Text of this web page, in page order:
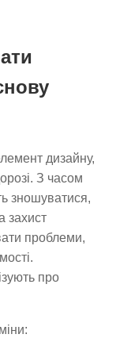
дизайну,
З часом
зношуватися,
захист
проблеми,
про